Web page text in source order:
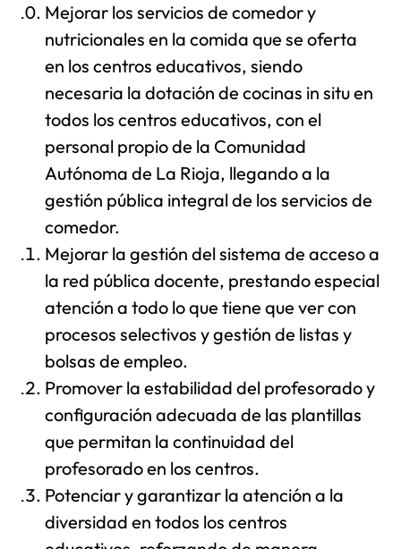
Mejorar los servicios de comedor y
nutricionales en la comida que se oferta
en los centros educativos, siendo
necesaria la dotación de cocinas in situ en
todos los centros educativos, con el
personal propio de la Comunidad
Autónoma de La Rioja, llegando a la
gestión pública integral de los servicios de
comedor.
Mejorar la gestión del sistema de acceso a
la red pública docente, prestando especial
atención a todo lo que tiene que ver con
procesos selectivos y gestión de listas y
bolsas de empleo.
Promover la estabilidad del profesorado y
configuración adecuada de las plantillas
que permitan la continuidad del
profesorado en los centros.
Potenciar y garantizar la atención a la
diversidad en todos los centros